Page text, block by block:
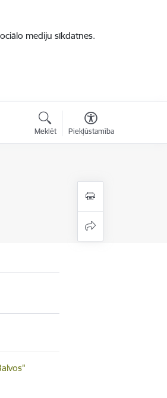
mediju sīkdatnes.
Meklēt Piekļūstamība